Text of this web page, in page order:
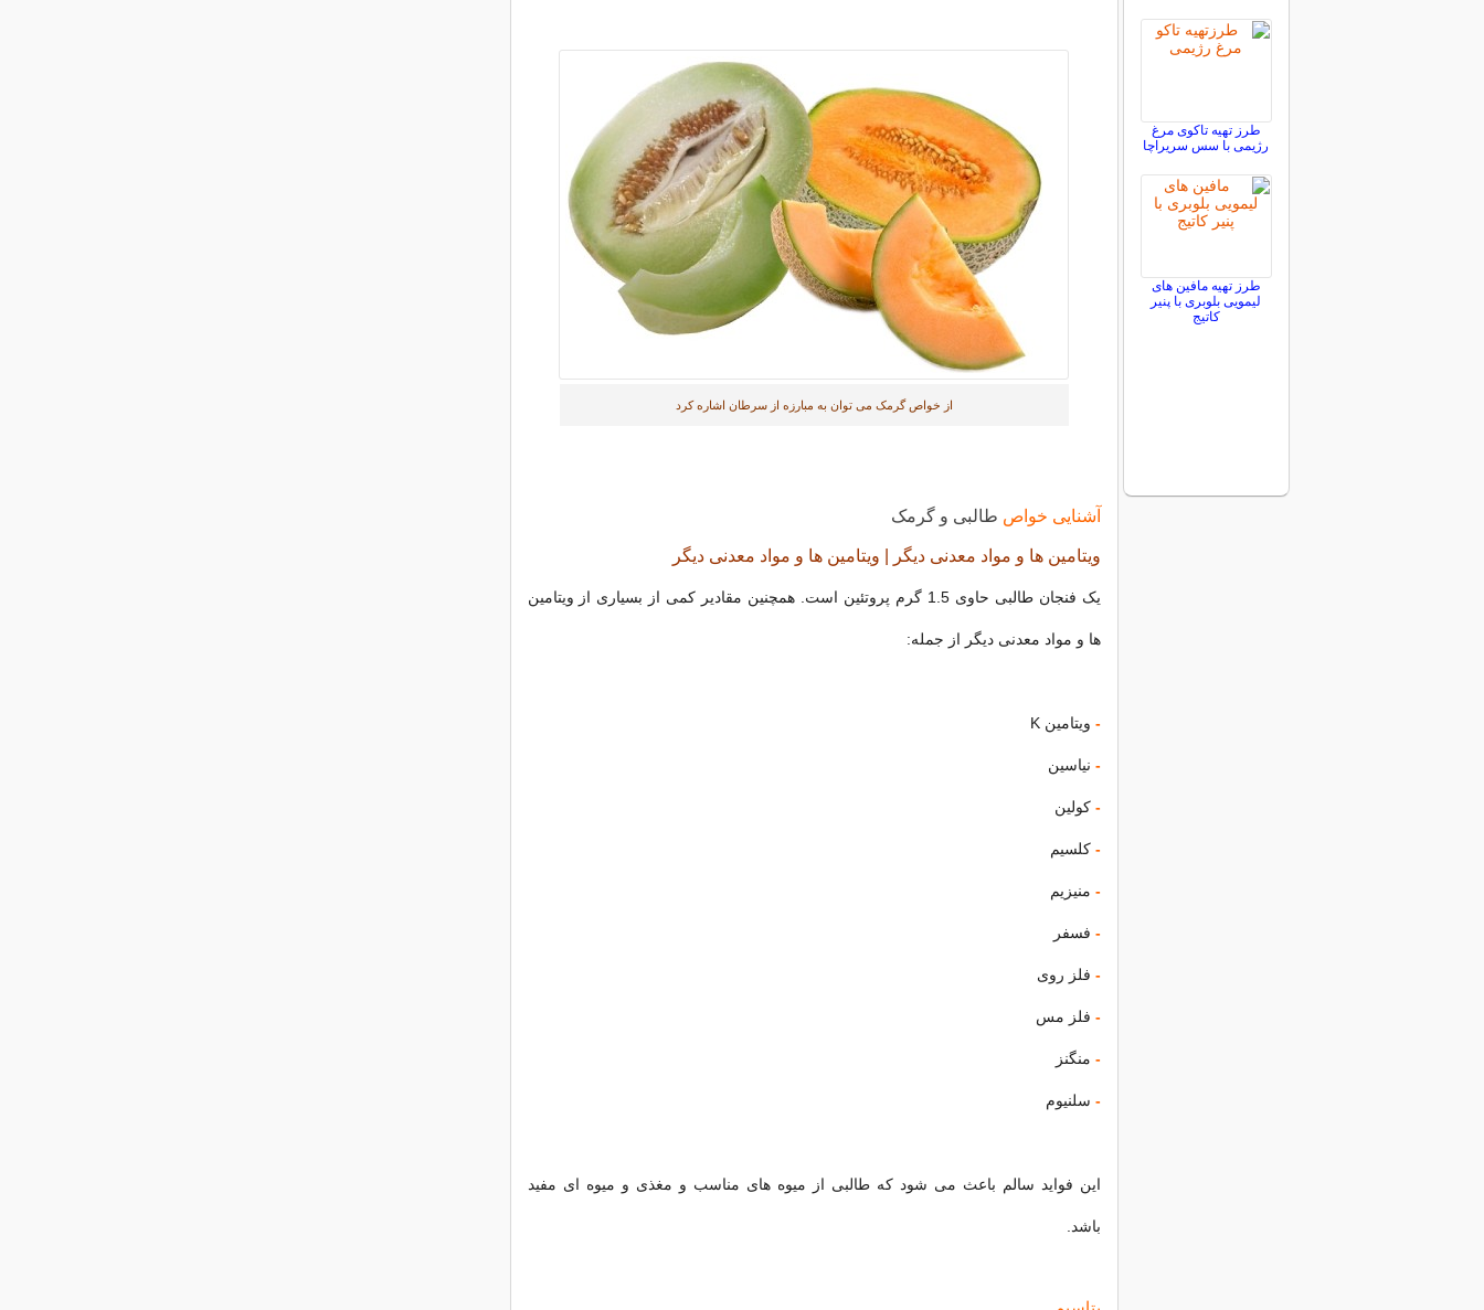
از خواص گرمک می توان به مبارزه از سرطان اشاره کرد
آشنایی خواص طالبی و گرمک
ویتامین ها و مواد معدنی دیگر | ویتامین ها و مواد معدنی دیگر
یک فنجان طالبی حاوی 1.5 گرم پروتئین است. همچنین مقادیر کمی از بسیاری از ویتامین
ها و مواد معدنی دیگر از جمله:
- ویتامین K
- نیاسین
-کولین
-کلسیم
- منیزیم
- فسفر
- فلز روی
- فلز مس
- منگنز
- سلنیوم
این فواید سالم باعث می شود که طالبی از میوه های مناسب و مغذی و میوه ای مفید
باشد.
طرز تهیه تاکوی مرغ
رژیمی با سس سریراچا
طرز تهیه مافین های
لیمویی بلوبری با پنیر
کاتیج